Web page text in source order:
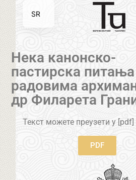
Нека канонско-
пастирска
радовима
др Филарета
Текст можете преузети у
PDF
SR
EN